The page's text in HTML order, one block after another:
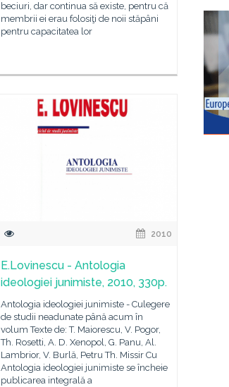
beciuri, dar continua să existe, pentru că
membrii ei erau folosiţi de noii stăpâni
pentru capacitatea lor
2010
E.Lovinescu - Antologia
ideologiei junimiste, 2010, 330p.
Antologia ideologiei junimiste - Culegere
de studii neadunate până acum în
volum Texte de: T. Maiorescu, V. Pogor,
Th. Rosetti, A. D. Xenopol, G. Panu, Al.
Lambrior, V. Burlă, Petru Th. Missir Cu
Antologia ideologiei junimiste se încheie
publicarea integrală a